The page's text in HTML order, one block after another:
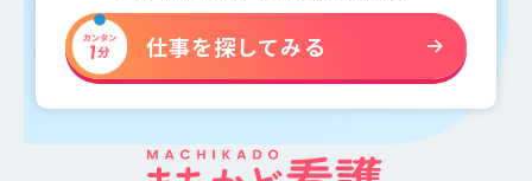
仕事を探してみる